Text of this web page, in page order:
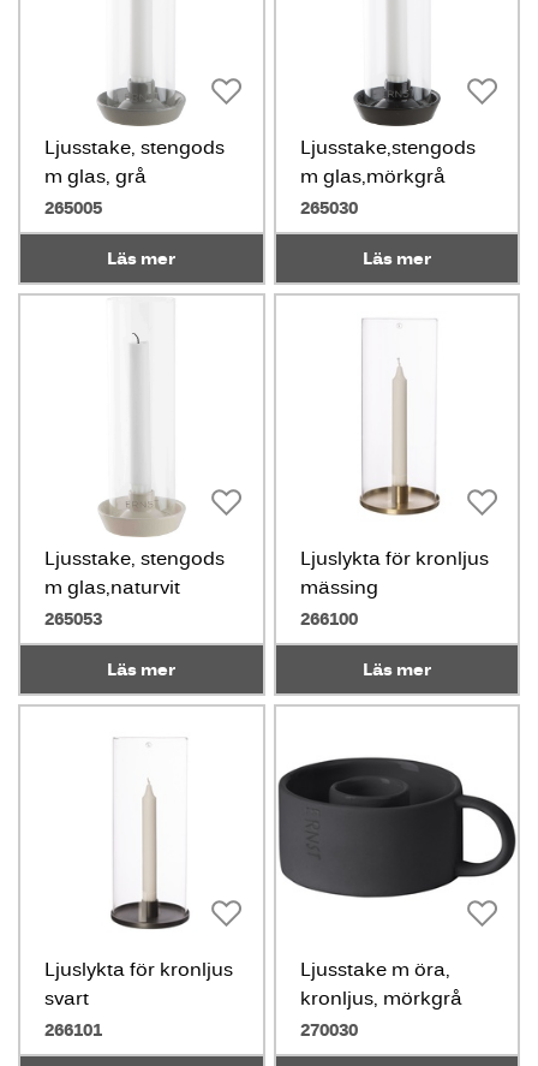
Ljusstake, stengods
m glas, grå
265005
Läs mer
Ljusstake,stengods
m glas,mörkgrå
265030
Läs mer
Ljusstake, stengods
m glas,naturvit
265053
Läs mer
Ljuslykta för kronljus
mässing
266100
Läs mer
Ljuslykta för kronljus
svart
266101
Ljusstake m öra,
kronljus, mörkgrå
270030